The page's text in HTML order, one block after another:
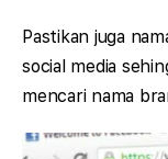
Pastikan juga
social media
mencari nama